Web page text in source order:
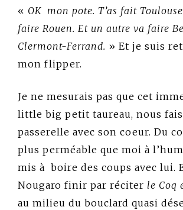
« OK mon pote. T’as fait
faire Rouen. Et un autre va faire
Clermont-Ferrand. » Et je suis
mon flipper.
Je ne mesurais pas que cet
little big petit taureau, nous
passerelle avec son coeur. Du
plus perméable que moi à
mis à boire des coups avec lui.
Nougaro finir par réciter le Coq
au milieu du bouclard quasi